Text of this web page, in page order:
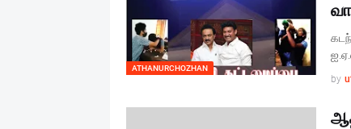
ATHANURCHOZHAN
by